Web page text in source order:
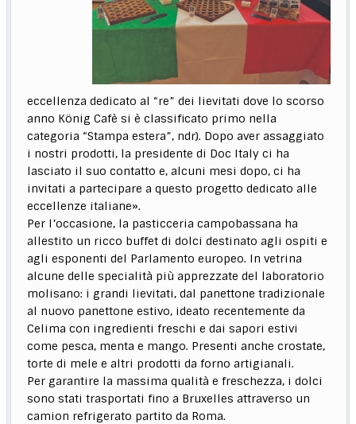
eccellenza dedicato al “re” dei lievitati dove lo scorso
anno König Cafè si è classificato primo nella
categoria “Stampa estera”, ndr). Dopo aver assaggiato
i nostri prodotti, la presidente di Doc Italy ci ha
lasciato il suo contatto e, alcuni mesi dopo, ci ha
invitati a partecipare a questo progetto dedicato alle
eccellenze italiane».
Per l’occasione, la pasticceria campobassana ha
allestito un ricco buffet di dolci destinato agli ospiti e
agli esponenti del Parlamento europeo. In vetrina
alcune delle specialità più apprezzate del laboratorio
molisano: i grandi lievitati, dal panettone tradizionale
al nuovo panettone estivo, ideato recentemente da
Celima con ingredienti freschi e dai sapori estivi
come pesca, menta e mango. Presenti anche crostate,
torte di mele e altri prodotti da forno artigianali.
Per garantire la massima qualità e freschezza, i dolci
sono stati trasportati fino a Bruxelles attraverso un
camion refrigerato partito da Roma.